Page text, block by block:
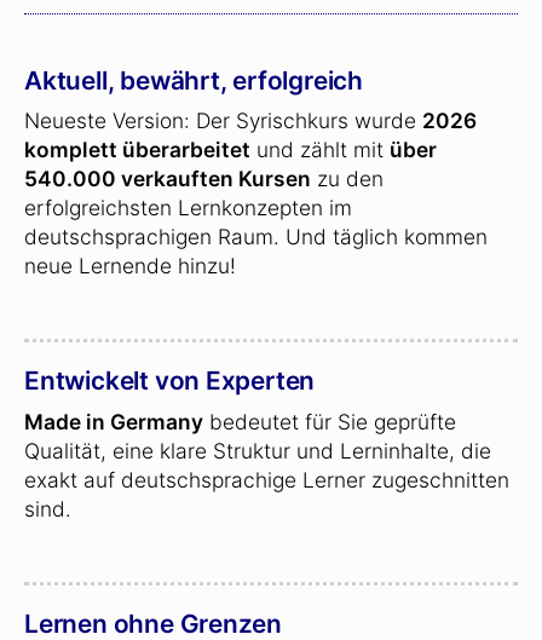
Aktuell, bewährt, erfolgreich
Neueste Version: Der Syrischkurs wurde 2026
komplett überarbeitet und zählt mit über
540.000 verkauften Kursen zu den
erfolgreichsten Lernkonzepten im
deutschsprachigen Raum. Und täglich kommen
neue Lernende hinzu!
Entwickelt von Experten
Made in Germany bedeutet für Sie geprüfte
Qualität, eine klare Struktur und Lerninhalte, die
exakt auf deutschsprachige Lerner zugeschnitten
sind.
Lernen ohne Grenzen